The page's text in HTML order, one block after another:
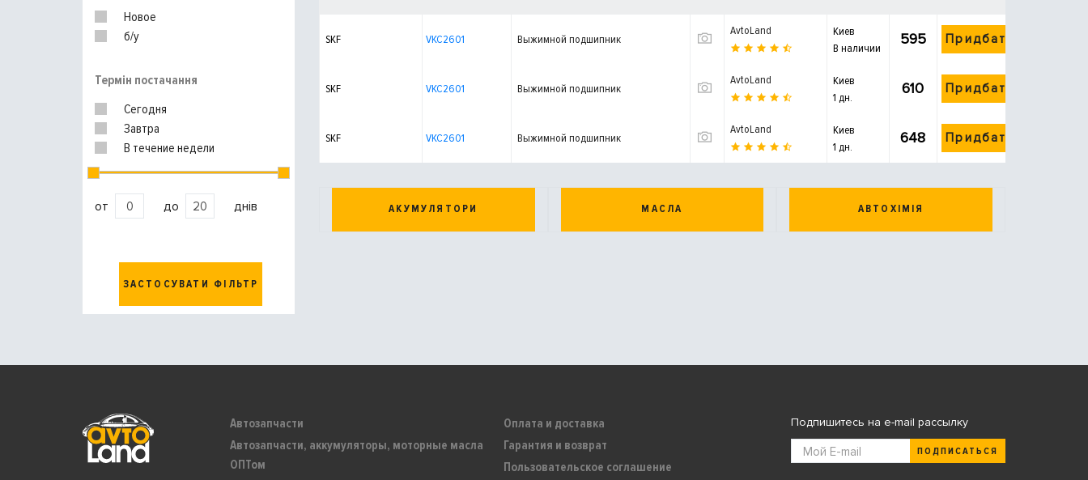
Новое
б/у
Термін постачання
Сегодня
Завтра
В течение недели
от до днів
ЗАСТОСУВАТИ ФІЛЬТР
SKF VKC2601 Выжимной подшипник
AvtoLand
Киев
В наличии
595 Придбати
SKF VKC2601 Выжимной подшипник
AvtoLand
Киев
1 дн.
610 Придбати
SKF VKC2601 Выжимной подшипник
AvtoLand
Киев
1 дн.
648 Придбати
АКУМУЛЯТОРИ МАСЛА АВТОХІМІЯ
Автозапчасти
Автозапчасти, аккумуляторы, моторные масла
ОПТом
Оплата и доставка
Гарантия и возврат
Пользовательское соглашение
Подпишитесь на e-mail рассылку
ПОДПИСАТЬСЯ